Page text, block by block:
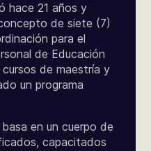
hace 21 años y
de siete (7)
para el
de Educación
cursos de maestría y
un programa
en un cuerpo de
capacitados